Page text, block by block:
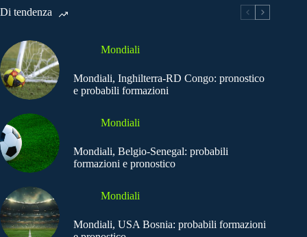
Di tendenza
Mondiali
Mondiali, Inghilterra-RD Congo: pronostico
e probabili formazioni
Mondiali
Mondiali, Belgio-Senegal: probabili
formazioni e pronostico
Mondiali
Mondiali, USA Bosnia: probabili formazioni